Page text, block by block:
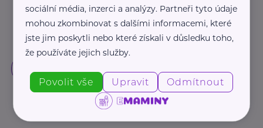
sociální média, inzerci a analýzy. Partneři tyto údaje
mohou zkombinovat s dalšími informacemi, které
jste jim poskytli nebo které získali v důsledku toho,
že používáte jejich služby.
Povolit vše Upravit Odmítnout